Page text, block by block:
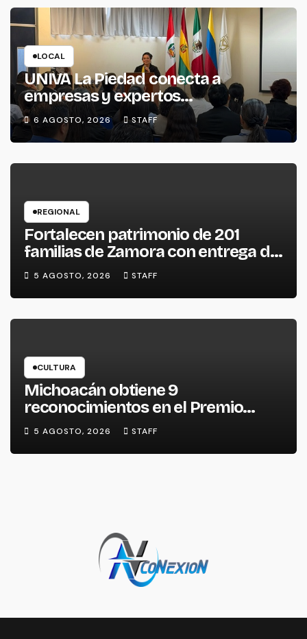
LOCAL
UNIVA La Piedad conecta a
empresas y expertos
internacionales para impulsar la
productividad empresarial
6 AGOSTO, 2026 STAFF
REGIONAL
Fortalecen patrimonio de 201
familias de Zamora con entrega de
escrituras
5 AGOSTO, 2026 STAFF
CULTURA
Michoacán obtiene 9
reconocimientos en el Premio
Nacional de la Cerámica
5 AGOSTO, 2026 STAFF